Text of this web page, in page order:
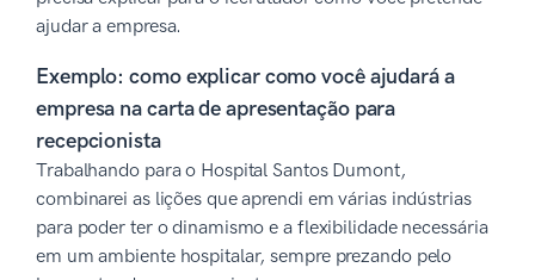
ajudar a empresa.
Exemplo: como explicar como você ajudará a
empresa na carta de apresentação para
recepcionista
Trabalhando para o Hospital Santos Dumont,
combinarei as lições que aprendi em várias indústrias
para poder ter o dinamismo e a flexibilidade necessária
em um ambiente hospitalar, sempre prezando pelo